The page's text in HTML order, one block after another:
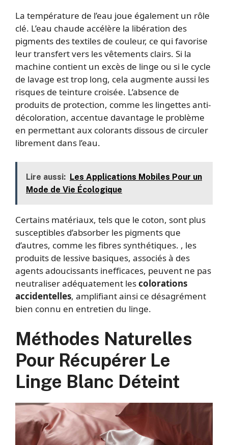
La température de l’eau joue également un rôle
clé. L’eau chaude accélère la libération des
pigments des textiles de couleur, ce qui favorise
leur transfert vers les vêtements clairs. Si la
machine contient un excès de linge ou si le cycle
de lavage est trop long, cela augmente aussi les
risques de teinture croisée. L’absence de
produits de protection, comme les lingettes anti-
décoloration, accentue davantage le problème
en permettant aux colorants dissous de circuler
librement dans l’eau.
Lire aussi: Les Applications Mobiles Pour un
Mode de Vie Écologique
Certains matériaux, tels que le coton, sont plus
susceptibles d’absorber les pigments que
d’autres, comme les fibres synthétiques. , les
produits de lessive basiques, associés à des
agents adoucissants inefficaces, peuvent ne pas
neutraliser adéquatement lescolorations
accidentelles, amplifiant ainsi ce désagrément
bien connu en entretien du linge.
Méthodes Naturelles
Pour Récupérer Le
Linge Blanc Déteint